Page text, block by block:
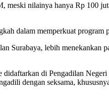
nilainya hanya Rp 100
dalam memperkuat
Surabaya, lebih menekankan
di Pengadilan
dengan seksama,